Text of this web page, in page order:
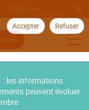
Accepter Refuser
les informations
peuvent évoluer